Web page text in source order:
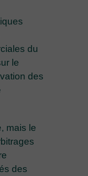
du
le
des
mais le
des